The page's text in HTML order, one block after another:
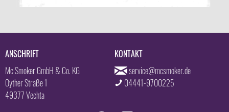
ANSCHRIFT
Mc Smoker GmbH & Co. KG
Oyther Straße 1
49377 Vechta
KONTAKT
service@mcsmoker.de
04441-9700225